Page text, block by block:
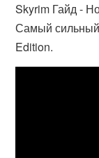
Skyrim Гайд -
Самый
Edition.